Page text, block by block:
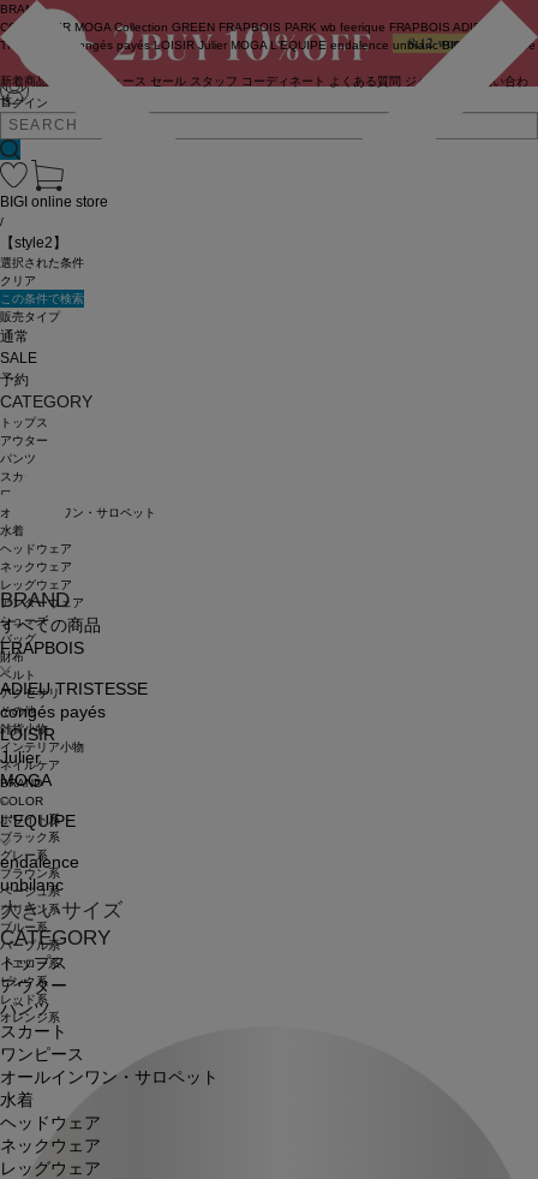
ログイン
BRAND
COUTURIER MOGA Collection GREEN FRAPBOIS PARK wb feerique FRAPBOIS ADIEU
TRISTESSE
congés payés LOISIR Julier MOGA L'EQUIPE endalence unbilanc BIGI online store
新着商品 ニュース セール スタッフ コーディネート よくある質問 ジャーナル
お問い合わ
せ
BRAND
すべての商品
FRAPBOIS
ADIEU TRISTESSE
congés payés
LOISIR
Julier
MOGA
L'EQUIPE
endalence
unbilanc
大きいサイズ
CATEGORY
トップス
アウター
パンツ
スカート
ワンピース
オールインワン・サロペット
水着
ヘッドウェア
ネックウェア
レッグウェア
BIGI online store
/
【style2】
選択された条件
クリア
この条件で検索
販売タイプ
通常
SALE
予約
CATEGORY
トップス
アウター
パンツ
スカート
ワンピース
オールインワン・サロペット
水着
ヘッドウェア
ネックウェア
レッグウェア
アンダーウェア
シューズ
バッグ
財布
ベルト
アクセサリ
その他
雑貨小物
インテリア小物
ネイルケア
BRAND
COLOR
ホワイト系
ブラック系
グレー系
ブラウン系
ベージュ系
グリーン系
ブルー系
パープル系
イエロー系
ピンク系
レッド系
オレンジ系